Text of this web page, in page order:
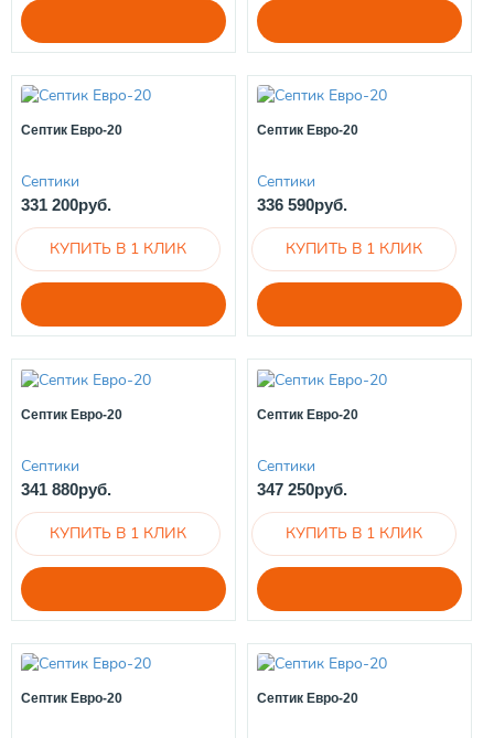
Септик Евро-20
Септики
331 200руб.
Септик Евро-20
Септики
336 590руб.
Септик Евро-20
Септики
341 880руб.
Септик Евро-20
Септики
347 250руб.
Септик Евро-20 Септик Евро-20